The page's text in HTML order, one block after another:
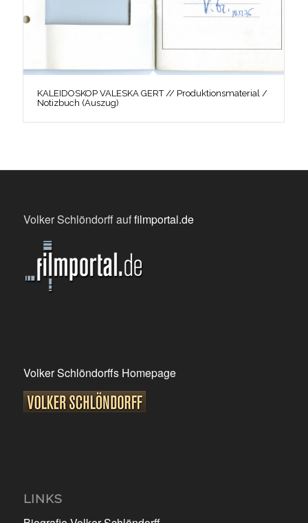
KALEIDOSKOP VALESKA GERT // Produktionsmaterial /
Notizbuch (Auszug)
Volker Schlöndorff auffilmportal.de
Volker Schlöndorffs Homepage
LINKS